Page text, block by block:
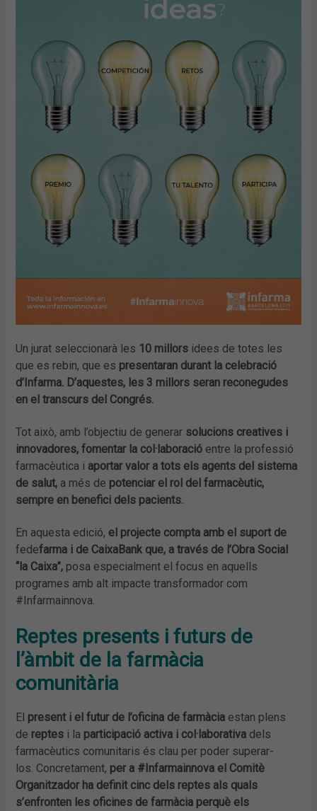
Un jurat seleccionarà les 10 millors idees de totes les
que es rebin, que es presentaran durant la celebració
d’Infarma. D’aquestes, les 3 millors seran reconegudes
en el transcurs del Congrés.
Tot això, amb l’objectiu de generar solucions creatives i
innovadores, fomentar la col·laboració entre la professió
farmacèutica i aportar valor a tots els agents del sistema
de salut, a més de potenciar el rol del farmacèutic,
sempre en benefici dels pacients.
En aquesta edició, el projecte compta amb el suport de
fedefarma i de CaixaBank que, a través de l’Obra Social
“la Caixa”, posa especialment el focus en aquells
programes amb alt impacte transformador com
#Infarmainnova.
Reptes presents i futurs de
l’àmbit de la farmàcia
comunitària
El present i el futur de l’oficina de farmàcia estan plens
de reptes i la participació activa i col·laborativa dels
farmacèutics comunitaris és clau per poder superar-
los. Concretament, per a #Infarmainnova el Comitè
Organitzador ha definit cinc dels reptes als quals
s’enfronten les oficines de farmàcia perquè els